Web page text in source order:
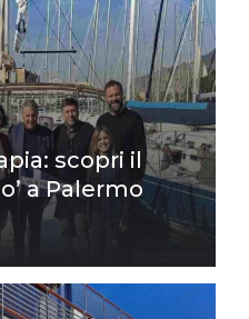
scopri il
a Palermo